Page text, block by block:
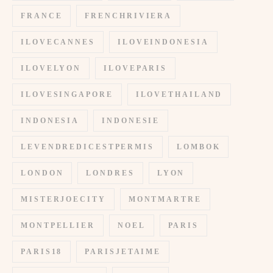
FRANCE FRENCHRIVIERA
ILOVECANNES ILOVEINDONESIA
ILOVELYON ILOVEPARIS
ILOVESINGAPORE ILOVETHAILAND
INDONESIA INDONESIE
LEVENDREDICESTPERMIS LOMBOK
LONDON LONDRES LYON
MISTERJOECITY MONTMARTRE
MONTPELLIER NOEL PARIS
PARIS18 PARISJETAIME